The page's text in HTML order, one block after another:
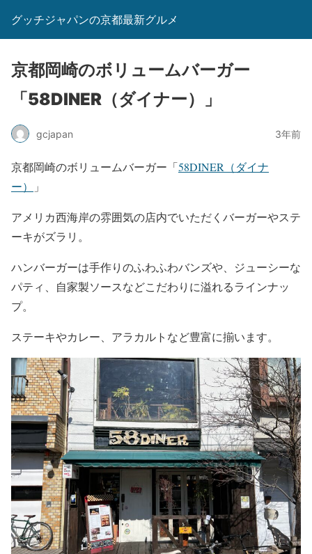
グッチジャパンの京都最新グルメ
京都岡崎のボリュームバーガー
「58DINER（ダイナー）」
gcjapan 3年前
京都岡崎のボリュームバーガー「58DINER（ダイナ
ー）
」
アメリカ西海岸の雰囲気の店内でいただくバーガーやステ
ーキがズラリ。
ハンバーガーは手作りのふわふわバンズや、ジューシーな
パティ、自家製ソースなどこだわりに溢れるラインナッ
プ。
ステーキやカレー、アラカルトなど豊富に揃います。